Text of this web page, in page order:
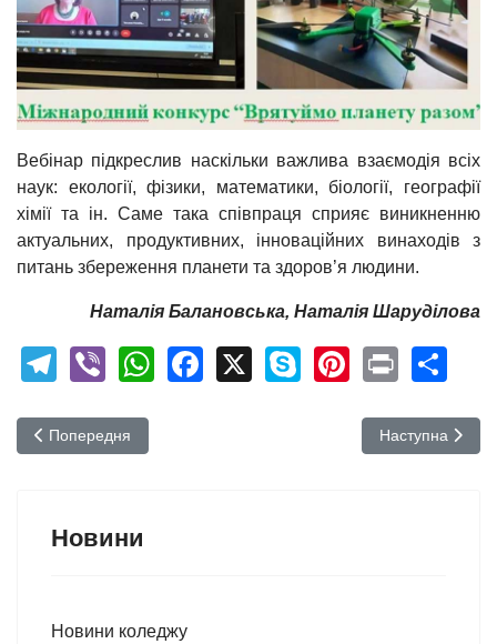
Вебінар підкреслив наскільки важлива взаємодія всіх
наук: екології, фізики, математики, біології, географії
хімії та ін. Саме така співпраця сприяє виникненню
актуальних, продуктивних, інноваційних винаходів з
питань збереження планети та здоров’я людини.
Наталія Балановська, Наталія Шаруділова
Telegram
ViberWhatsApp
Facebook
X SkypePinterest
Print
Попередня стаття: Відкриття декадника циклової комісії
Попередня Наступна
Наступна
Новини
Новини коледжу